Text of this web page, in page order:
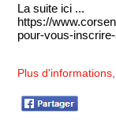
La suite ici ...
https://
pour-vous-
Plus